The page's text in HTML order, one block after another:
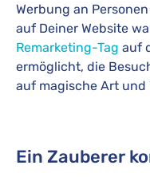
Werbung an
auf Deiner Website
Remarketing-Tag auf
ermöglicht, die
auf magische Art und
Ein Zauberer